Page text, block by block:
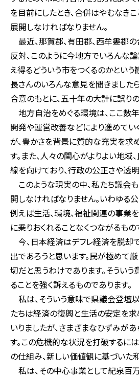
を目前にしたとき、合併はやむなき
展開しなければなりません。
最近、那賀郡、有田郡、西牟婁郡
反対、このように今地方でいろんな
え得るどういう市をつくるのかとい
長さんのいろんな意見を聞きました
合意のもとに、五十年の大計に誤り
地方自治をめぐる環境は、ここ数
開発や運営改善などにより進めてい
が、豊かさを背景に質的な充実を求
す。また、人々の関心がよりよい地
線を向けており、行政の公正さや透
このような現実の中、私たち議会
開しなければなりません。いわゆる
例えば生活、環境、福祉関連の事
に乗りおくれることなくつながるもの
今、日本経済はデフレ経済を脱却
出であろうと思います。民が極めて
切だと思うわけであります。そうい
ることを強く訴えるものであります。
私は、そういう意味で県議会登壇
たちは経済の復興と生活の安定を求
いりましたが、さまざまなひずみが
す。この危機的な状況を打破するに
の仕組み、新しい価値観に基づいた
私は、その中心事業として紀泉百